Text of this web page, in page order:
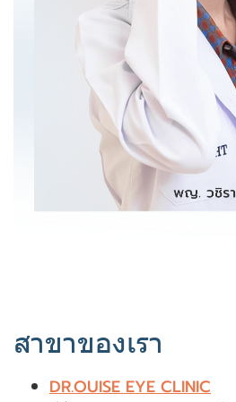
สาขาของเรา
DR.OUISE EYE CLINIC